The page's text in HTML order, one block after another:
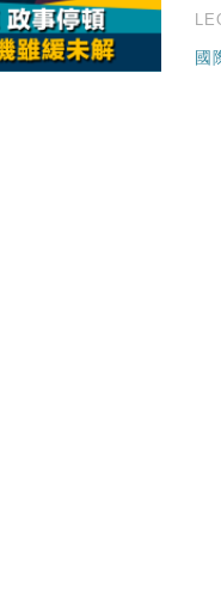
美元計價出口增近24%
三度入市撐日圓 4月單
美伊戰事快結束 承認部
國